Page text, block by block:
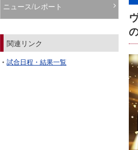
ニュース/レポート
関連リンク
試合日程・結果一覧